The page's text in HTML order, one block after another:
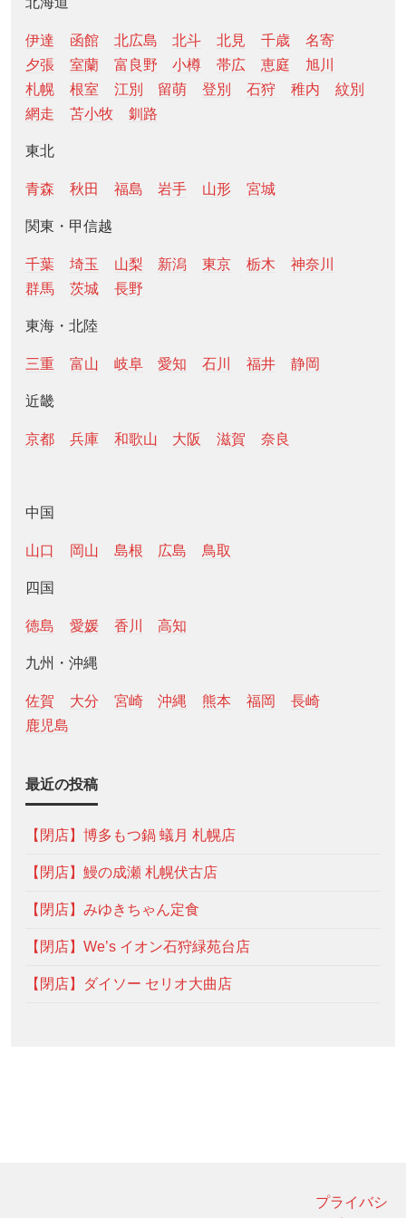
伊達 函館 北広島 北斗 北見 千歳
名寄
夕張
室蘭 富良野 小樽 帯広 恵庭
旭川
札幌
根室 江別 留萌 登別 石狩 稚内
紋別
網走
苫小牧 釧路
東北
青森 秋田 福島 岩手 山形 宮城
関東・甲信越
千葉 埼玉 山梨 新潟 東京 栃木
神奈川
群馬
茨城 長野
東海・北陸
三重 富山 岐阜 愛知 石川 福井 静岡
近畿
京都 兵庫 和歌山 大阪 滋賀 奈良
中国
山口 岡山 島根 広島 鳥取
四国
徳島 愛媛 香川 高知
九州・沖縄
佐賀 大分 宮崎 沖縄 熊本 福岡
長崎
鹿児島
最近の投稿
【閉店】博多もつ鍋 蟻月 札幌店
【閉店】鰻の成瀬 札幌伏古店
【閉店】みゆきちゃん定食
【閉店】We’s イオン石狩緑苑台店
【閉店】ダイソー セリオ大曲店
プライバシ